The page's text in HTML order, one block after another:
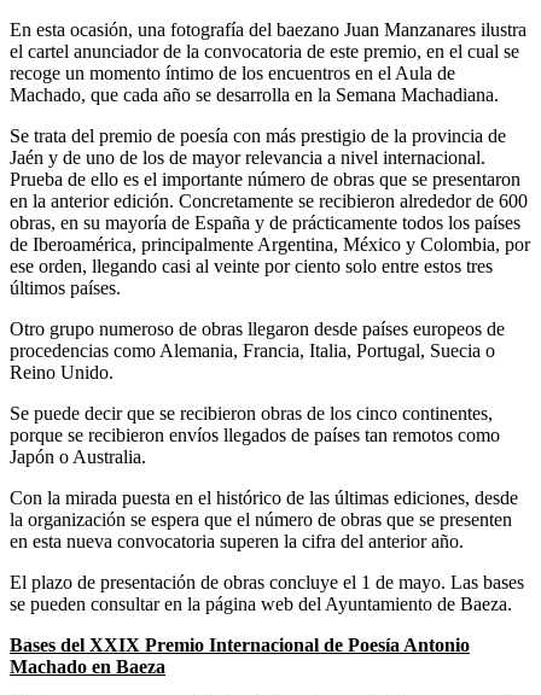
En esta ocasión, una fotografía del baezano Juan Manzanares ilustra
el cartel anunciador de la convocatoria de este premio, en el cual se
recoge un momento íntimo de los encuentros en el Aula de
Machado, que cada año se desarrolla en la Semana Machadiana.
Se trata del premio de poesía con más prestigio de la provincia de
Jaén y de uno de los de mayor relevancia a nivel internacional.
Prueba de ello es el importante número de obras que se presentaron
en la anterior edición. Concretamente se recibieron alrededor de 600
obras, en su mayoría de España y de prácticamente todos los países
de Iberoamérica, principalmente Argentina, México y Colombia, por
ese orden, llegando casi al veinte por ciento solo entre estos tres
últimos países.
Otro grupo numeroso de obras llegaron desde países europeos de
procedencias como Alemania, Francia, Italia, Portugal, Suecia o
Reino Unido.
Se puede decir que se recibieron obras de los cinco continentes,
porque se recibieron envíos llegados de países tan remotos como
Japón o Australia.
Con la mirada puesta en el histórico de las últimas ediciones, desde
la organización se espera que el número de obras que se presenten
en esta nueva convocatoria superen la cifra del anterior año.
El plazo de presentación de obras concluye el 1 de mayo. Las bases
se pueden consultar en la página web del Ayuntamiento de Baeza.
Bases del XXIX Premio Internacional de Poesía Antonio
Machado en Baeza